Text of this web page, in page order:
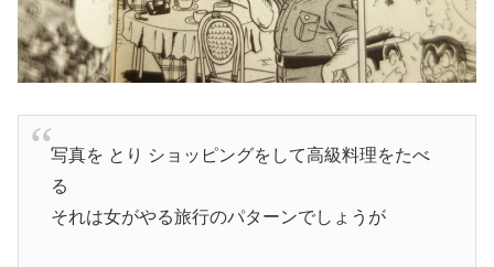
写真を とり ショッピングをして高級料理をたべ
る
それは女がやる旅行のパターンでしょうが